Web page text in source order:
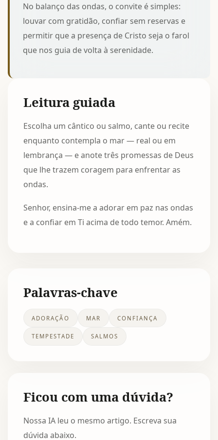
No balanço das ondas, o convite é simples:
louvar com gratidão, confiar sem reservas e
permitir que a presença de Cristo seja o farol
que nos guia de volta à serenidade.
Leitura guiada
Escolha um cântico ou salmo, cante ou recite
enquanto contempla o mar — real ou em
lembrança — e anote três promessas de Deus
que lhe trazem coragem para enfrentar as
ondas.
Senhor, ensina-me a adorar em paz nas ondas
e a confiar em Ti acima de todo temor. Amém.
Palavras-chave
ADORAÇÃO MAR CONFIANÇA
TEMPESTADE SALMOS
Ficou com uma dúvida?
Nossa IA leu o mesmo artigo. Escreva sua
dúvida abaixo.